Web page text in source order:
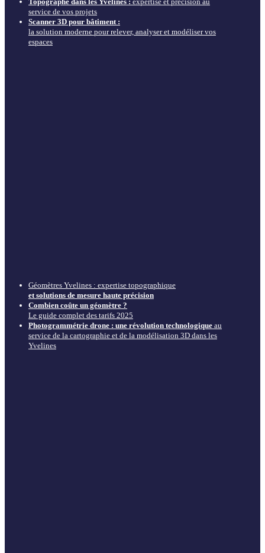
service de vos projets
Scanner 3D pour bâtiment :
la solution moderne pour relever, analyser et modéliser vos
espaces
Géomètres Yvelines : expertise topographique
et solutions de mesure haute précision
Combien coûte un géomètre ?
Le guide complet des tarifs 2025
Photogrammétrie drone : une révolution technologique au
service de la cartographie et de la modélisation 3D dans les
Yvelines